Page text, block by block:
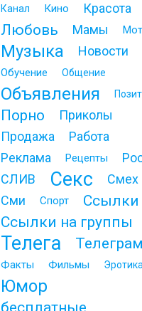
Канал
Кино Красота
Любовь Мамы
Музыка Новости
Обучение Общение
Объявления
Порно
Приколы
Продажа
Работа
Реклама
Рецепты
СЛИВ
Секс
Смех
Сми
Спорт
Ссылки
Ссылки на группы
Телега Телеграм
Факты Фильмы Эротика
Юмор
бесплатные